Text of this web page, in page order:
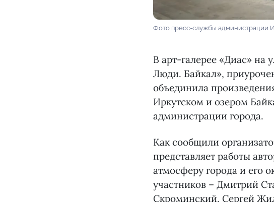
Фото пресс-службы администрации
В арт-галерее «Диас» на
Люди. Байкал»,
объединила
Иркутском и озером
администрации города.
Как сообщили
представляет работы
атмосферу города и его
участников – Дмитрий
Скроминский, Сергей